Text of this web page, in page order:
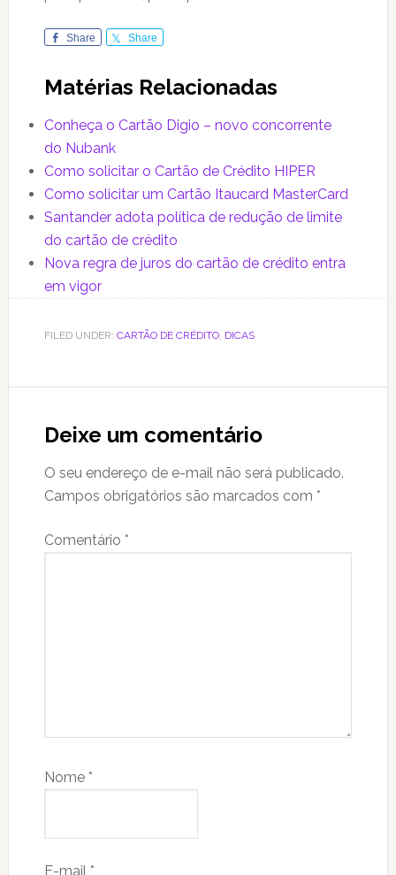
Share Share
Matérias Relacionadas
Conheça o Cartão Digio – novo concorrente
do Nubank
Como solicitar o Cartão de Crédito HIPER
Como solicitar um Cartão Itaucard MasterCard
Santander adota política de redução de limite
do cartão de crédito
Nova regra de juros do cartão de crédito entra
em vigor
FILED UNDER: CARTÃO DE CRÉDITO, DICAS
Interactions
Deixe um comentário
O seu endereço de e-mail não será publicado.
Campos obrigatórios são marcados com *
Comentário *
Nome *
E-mail *